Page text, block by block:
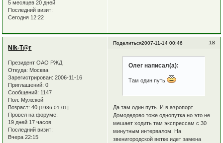
5 месяцев 20 дней
Последний визит:
Сегодня 12:22
Поделиться 18
2007-11-14 00:46
Nik-T@r
Президент ОАО РЖД
Откуда: Москва
Зарегистрирован: 2006-11-16
Приглашений: 0
Сообщений: 1147
Пол: Мужской
Возраст: 40[1986-01-01]
Провел на форуме:
19 дней 17 часов
Последний визит:
Вчера 22:15
Олег написал(а):
Там один путь
Да там один путь. И в аэропорт
Домодедово тоже однопутка но это не
мешает ходить там экспрессам с 30
минутным интервалом. На
звенигородской ветке идет замена